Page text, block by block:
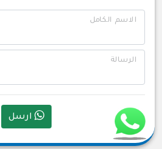
الاسم الكامل
الرسالة
ارسل